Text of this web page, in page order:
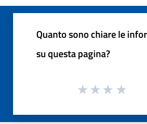
Quanto sono chiare le
su questa pagina?